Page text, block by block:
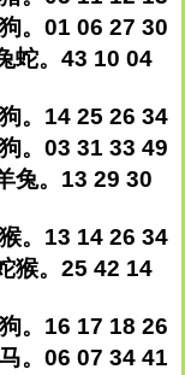
。01 06 27 30
蛇。43 10 04
。14 25 26 34
。03 31 33 49
兔。13 29 30
。13 14 26 34
猴。25 42 14
。16 17 18 26
。06 07 34 41